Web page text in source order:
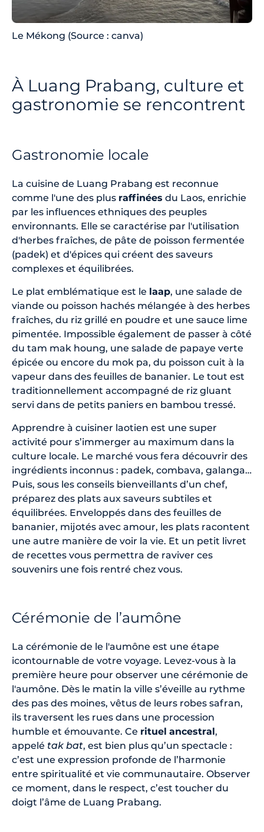
Le Mékong (Source : canva)
À Luang Prabang, culture et
gastronomie se rencontrent
Gastronomie locale
La cuisine de Luang Prabang est reconnue
comme l'une des plus raffinées du Laos, enrichie
par les influences ethniques des peuples
environnants. Elle se caractérise par l'utilisation
d'herbes fraîches, de pâte de poisson fermentée
(padek) et d'épices qui créent des saveurs
complexes et équilibrées.
Le plat emblématique est le laap, une salade de
viande ou poisson hachés mélangée à des herbes
fraîches, du riz grillé en poudre et une sauce lime
pimentée. Impossible également de passer à côté
du tam mak houng, une salade de papaye verte
épicée ou encore du mok pa, du poisson cuit à la
vapeur dans des feuilles de bananier. Le tout est
traditionnellement accompagné de riz gluant
servi dans de petits paniers en bambou tressé.
Apprendre à cuisiner laotien est une super
activité pour s’immerger au maximum dans la
culture locale. Le marché vous fera découvrir des
ingrédients inconnus : padek, combava, galanga…
Puis, sous les conseils bienveillants d’un chef,
préparez des plats aux saveurs subtiles et
équilibrées. Enveloppés dans des feuilles de
bananier, mijotés avec amour, les plats racontent
une autre manière de voir la vie. Et un petit livret
de recettes vous permettra de raviver ces
souvenirs une fois rentré chez vous.
Cérémonie de l’aumône
La cérémonie de le l'aumône est une étape
icontournable de votre voyage. Levez-vous à la
première heure pour observer une cérémonie de
l'aumône. Dès le matin la ville s’éveille au rythme
des pas des moines, vêtus de leurs robes safran,
ils traversent les rues dans une procession
humble et émouvante. Ce rituel ancestral,
appelé tak bat, est bien plus qu’un spectacle :
c’est une expression profonde de l’harmonie
entre spiritualité et vie communautaire. Observer
ce moment, dans le respect, c’est toucher du
doigt l’âme de Luang Prabang.